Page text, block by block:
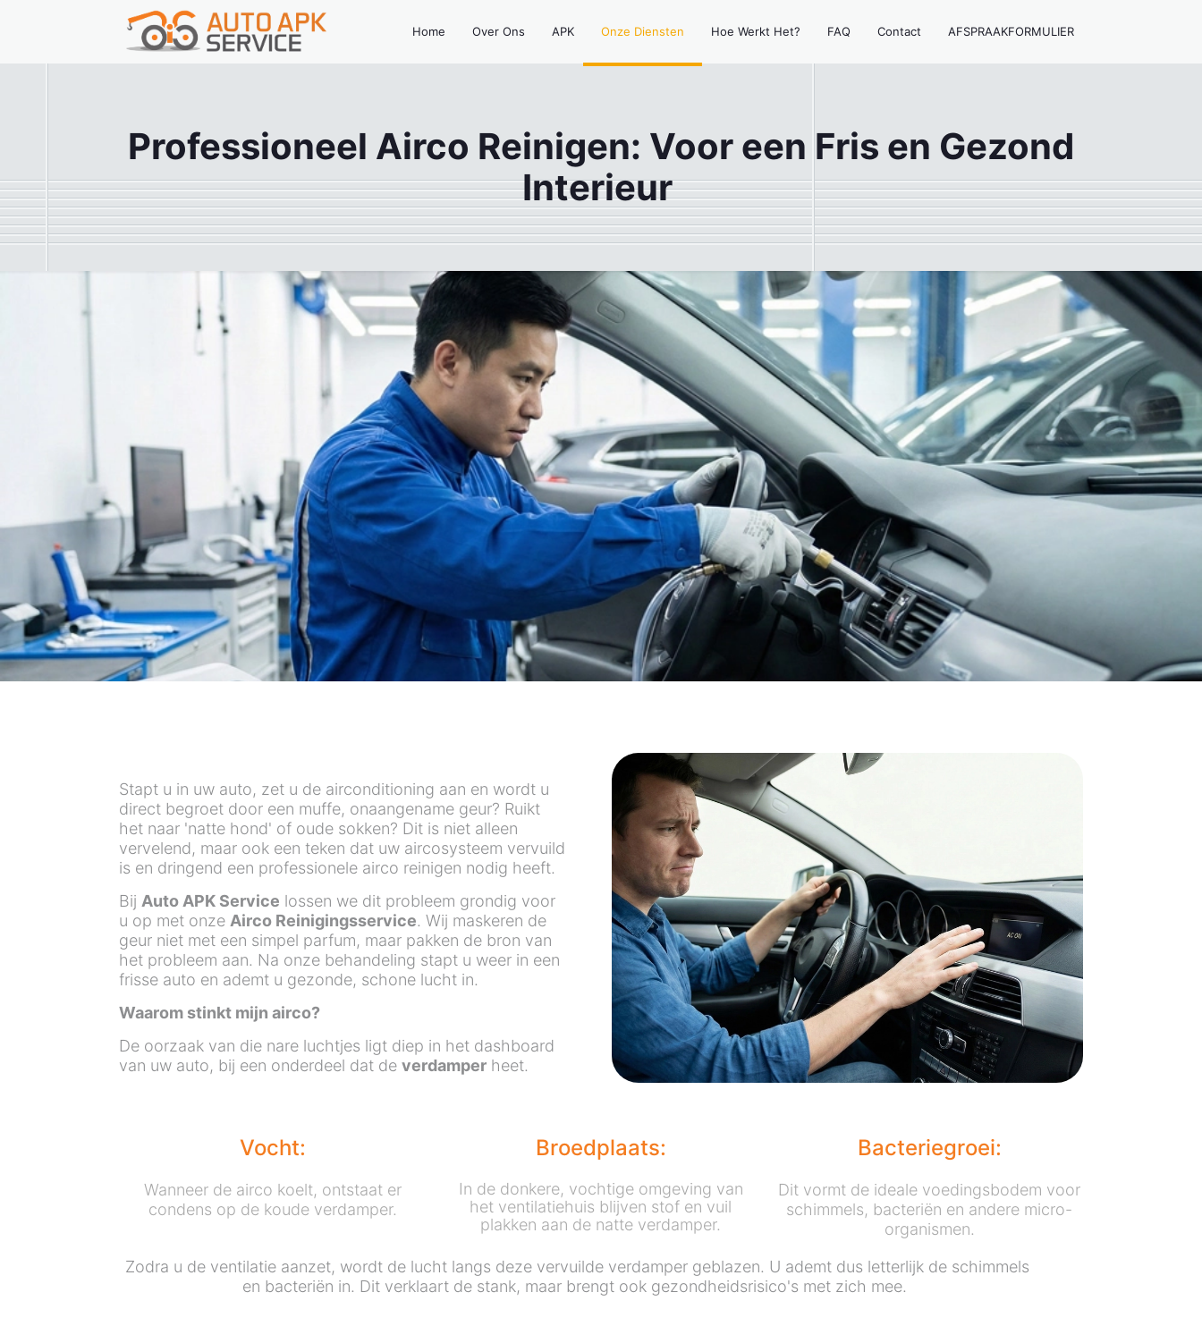
Home Over Ons APK Onze Diensten Hoe Werkt Het? FAQ Contact AFSPRAAKFORMULIER
Professioneel Airco Reinigen: Voor een Fris en Gezond
Interieur
Stapt u in uw auto, zet u de airconditioning aan en wordt u
direct begroet door een muffe, onaangename geur? Ruikt
het naar 'natte hond' of oude sokken? Dit is niet alleen
vervelend, maar ook een teken dat uw aircosysteem vervuild
is en dringend een professionele airco reinigen nodig heeft.
Bij Auto APK Service lossen we dit probleem grondig voor
u op met onze Airco Reinigingsservice. Wij maskeren de
geur niet met een simpel parfum, maar pakken de bron van
het probleem aan. Na onze behandeling stapt u weer in een
frisse auto en ademt u gezonde, schone lucht in.
Waarom stinkt mijn airco?
De oorzaak van die nare luchtjes ligt diep in het dashboard
van uw auto, bij een onderdeel dat de verdamper heet.
Vocht:
Wanneer de airco koelt, ontstaat er
condens op de koude verdamper.
Broedplaats:
In de donkere, vochtige omgeving van
het ventilatiehuis blijven stof en vuil
plakken aan de natte verdamper.
Bacteriegroei:
Dit vormt de ideale voedingsbodem voor
schimmels, bacteriën en andere micro-
organismen.
Zodra u de ventilatie aanzet, wordt de lucht langs deze vervuilde verdamper geblazen. U ademt dus letterlijk de schimmels
en bacteriën in. Dit verklaart de stank, maar brengt ook gezondheidsrisico's met zich mee.